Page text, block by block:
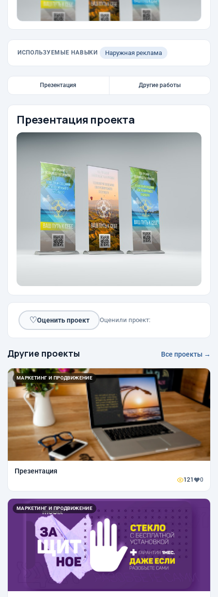
ИСПОЛЬЗУЕМЫЕ НАВЫКИ Наружная реклама
Презентация Другие работы
Презентация проекта
♡Оценить проект Оценили проект:
Другие проекты Все проекты →
МАРКЕТИНГ И ПРОДВИЖЕНИЕ
Презентация
121 0
МАРКЕТИНГ И ПРОДВИЖЕНИЕ